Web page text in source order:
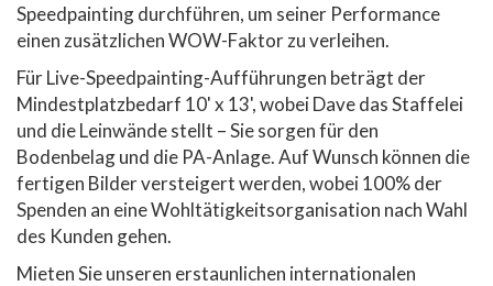
Speedpainting durchführen, um seiner Performance
einen zusätzlichen WOW-Faktor zu verleihen.
Für Live-Speedpainting-Aufführungen beträgt der
Mindestplatzbedarf 10' x 13', wobei Dave das Staffelei
und die Leinwände stellt – Sie sorgen für den
Bodenbelag und die PA-Anlage. Auf Wunsch können die
fertigen Bilder versteigert werden, wobei 100% der
Spenden an eine Wohltätigkeitsorganisation nach Wahl
des Kunden gehen.
Mieten Sie unseren erstaunlichen internationalen